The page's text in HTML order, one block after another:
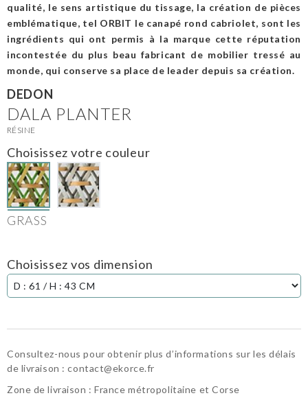
qualité, le sens artistique du tissage, la création de pièces
emblématique, tel ORBIT le canapé rond cabriolet, sont les
ingrédients qui ont permis à la marque cette réputation
incontestée du plus beau fabricant de mobilier tressé au
monde, qui conserve sa place de leader depuis sa création.
DALA PLANTER
DEDON
RÉSINE
Choisissez votre couleur
GRASS
Choisissez vos dimension
Consultez-nous pour obtenir plus d’informations sur les délais
de livraison :contact@ekorce.fr
Zone de livraison : France métropolitaine et Corse